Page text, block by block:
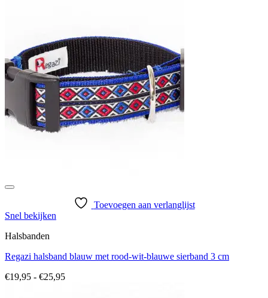
Toevoegen aan verlanglijst
Snel bekijken
Halsbanden
Regazi halsband blauw met rood-wit-blauwe sierband 3 cm
€19,95 - €25,95Prijsklasse: